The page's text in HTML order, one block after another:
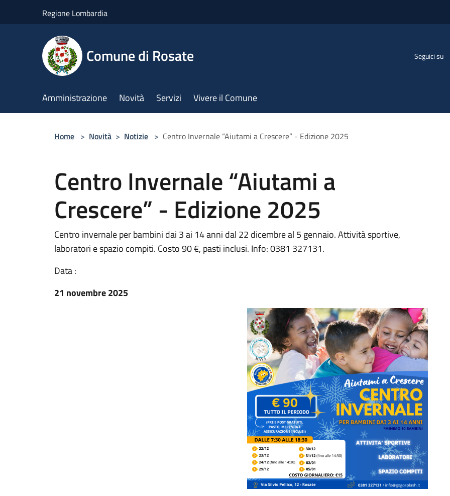
Regione Lombardia
Comune di Rosate Seguici su
Amministrazione Novità Servizi Vivere il Comune
Home > Novità > Notizie > Centro Invernale “Aiutami a Crescere” - Edizione 2025
Centro Invernale “Aiutami a
Crescere” - Edizione 2025
Centro invernale per bambini dai 3 ai 14 anni dal 22 dicembre al 5 gennaio. Attività sportive,
laboratori e spazio compiti. Costo 90 €, pasti inclusi. Info: 0381 327131.
Data :
21 novembre 2025